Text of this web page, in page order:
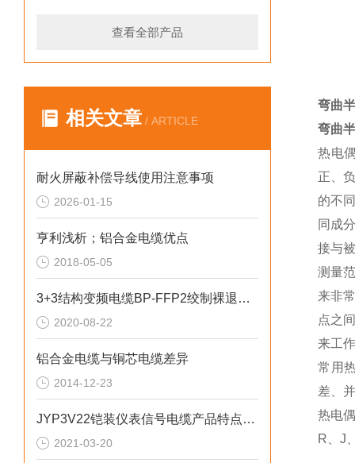
查看全部产品
相关文章 / ARTICLE
耐火屏蔽补偿导线使用注意事项
2026-01-15
亨利浅析；铝合金电缆优点
2018-05-05
3+3结构变频电缆BP-FFP2绞制裸退火铜
2020-08-22
铝合金电缆与铜芯电缆差异
2014-12-23
JYP3V22铠装仪表信号电缆产品特点及用途
2021-03-20
弯曲
弯曲
热电
正、
的不
同成
接与
测量
来非
点之
来工
常用
差、
热电
R、J